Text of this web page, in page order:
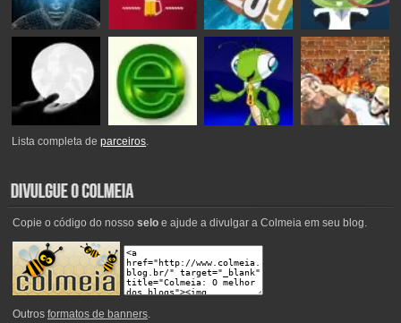
Lista completa deparceiros.
Copie o código do nosso seloe ajude a divulgar a Colmeia em seu blog.
Outros formatos de banners.